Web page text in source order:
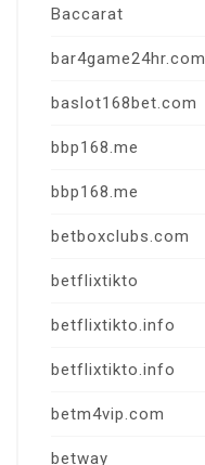
Baccarat
bar4game24hr.com
baslot168bet.com
bbp168.me
bbp168.me
betboxclubs.com
betflixtikto
betflixtikto.info
betflixtikto.info
betm4vip.com
betway